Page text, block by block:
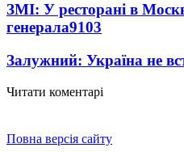
ЗМІ: У ресторані в
генерала9103
Залужний: Україна не
Читати коментарі
Повна версія сайту